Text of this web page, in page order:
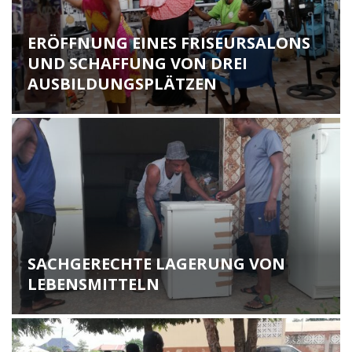
ERÖFFNUNG EINES FRISEURSALONS
UND SCHAFFUNG VON DREI
AUSBILDUNGSPLÄTZEN
SACHGERECHTE LAGERUNG VON
LEBENSMITTELN